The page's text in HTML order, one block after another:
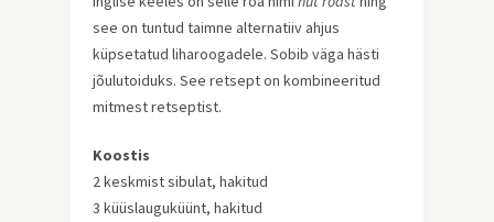
see on tuntud taimne alternatiiv ahjus
küpsetatud liharoogadele. Sobib väga hästi
jõulutoiduks. See retsept on kombineeritud
mitmest retseptist.
Koostis
2 keskmist sibulat, hakitud
3 küüslauguküünt, hakitud